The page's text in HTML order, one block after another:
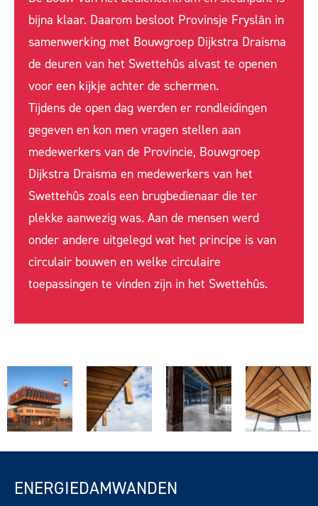
bijna klaar. Daarom besloot Provinsje Fryslân in
samenwerking met Bouwgroep Dijkstra Draisma
de deuren van het Swettehûs alvast te openen
voor een kijkje achter de schermen.
Tijdens de open dag werden er rondleidingen
gegeven en kon men vragen stellen aan
medewerkers van de Provincie, Bouwgroep
Dijkstra Draisma en medewerkers van het
Swettehûs zoals een brugbedienaar die ter
plekke aanwezig was. Aan de mensen werd
onder andere uitgelegd wat het principe is van
circulair bouwen en welke circulaire
toepassingen te vinden zijn in het Swettehûs.
ENERGIEDAMWANDEN